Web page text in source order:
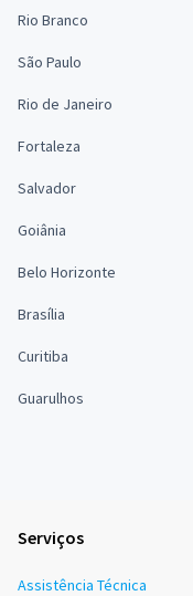
Rio Branco
São Paulo
Rio de Janeiro
Fortaleza
Salvador
Goiânia
Belo Horizonte
Brasília
Curitiba
Guarulhos
Serviços
Assistência Técnica